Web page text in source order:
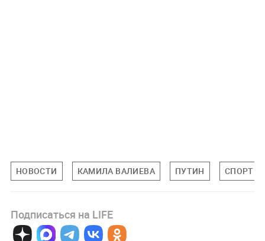
НОВОСТИ КАМИЛА ВАЛИЕВА ПУТИН СПОРТ
Подписаться на LIFE